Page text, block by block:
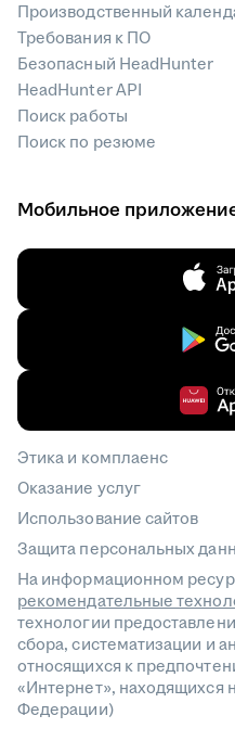
Производственный
Требования к ПО
Безопасный HeadHunter
HeadHunter API
Поиск работы
Поиск по резюме
Мобильное
Этика и комплаенс
Оказание услуг
Использование сайтов
Защита персональных
На информационном
рекомендательные
технологии
сбора, систематизации и
относящихся к
«Интернет», находящихся
Федерации)